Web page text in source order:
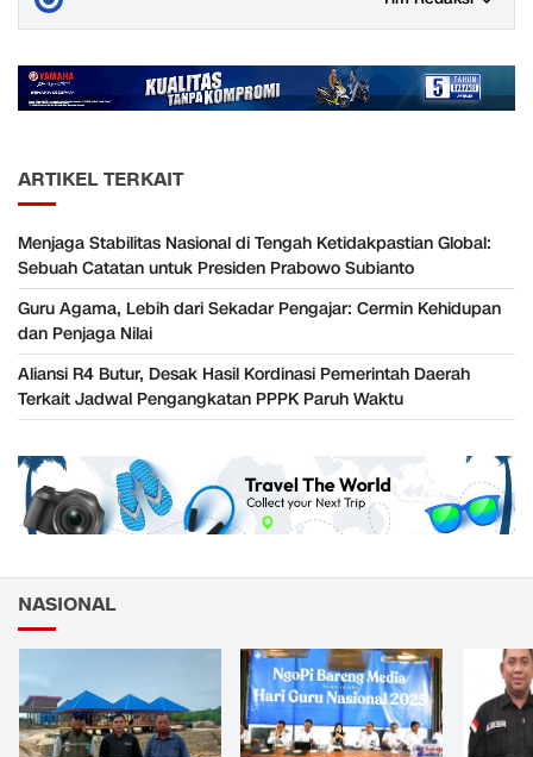
ARTIKEL TERKAIT
Menjaga Stabilitas Nasional di Tengah Ketidakpastian Global:
Sebuah Catatan untuk Presiden Prabowo Subianto
Guru Agama, Lebih dari Sekadar Pengajar: Cermin Kehidupan
dan Penjaga Nilai
Aliansi R4 Butur, Desak Hasil Kordinasi Pemerintah Daerah
Terkait Jadwal Pengangkatan PPPK Paruh Waktu
NASIONAL